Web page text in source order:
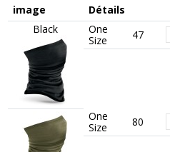
image
Détails
Black
One
Size
47
One
Size
80